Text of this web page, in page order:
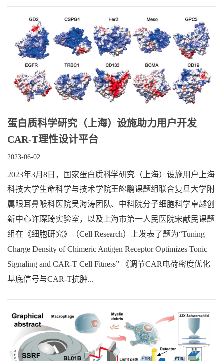
蛋白质科学研究（上海）设施助力用户开发
CAR-T理性设计平台
2023-06-02
2023年3月8日，国家蛋白质科学研究（上海）设施用户上海
科技大学生命科学与技术学院王皞鹏课题组联合复旦大学附
属眼耳鼻喉科医院吴海涛团队、中科院分子细胞科学卓越创
新中心许琛琦实验室，以及上海市第一人民医院宋献民课题
组在《细胞研究》（Cell Research）上发表了题为“Tuning
Charge Density of Chimeric Antigen Receptor Optimizes Tonic
Signaling and CAR-T Cell Fitness” 《调节CAR电荷密度优化
基底信号与CAR-T抗肿...